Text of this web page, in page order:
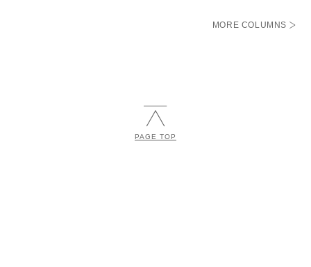
MORE COLUMNS
PAGE TOP